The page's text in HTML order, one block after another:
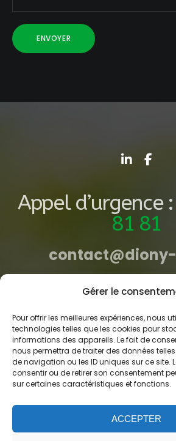
Gérer le
Pour offrir les meilleures expériences, nous
technologies telles que les cookies pour
informations des appareils. Le fait de
nous permettra de traiter des données
de navigation ou les ID uniques sur ce site.
consentir ou de retirer son consentement
sur certaines caractéristiques et fonctions.
ACCEPTER
Appel d’urgence :
81 81
SIEGE SOCIAL
Magasin Narbonne
120 RD 6009 – Route de
11100 NARBONNE
Magasin Pézénas